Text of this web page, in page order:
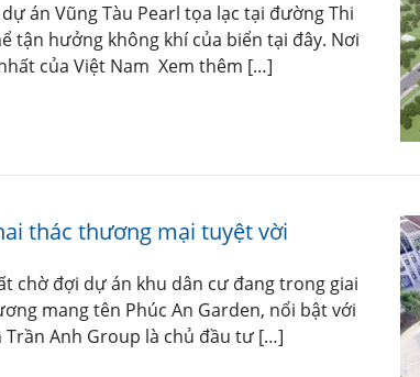
án Vũng Tàu Pearl tọa lạc tại đường Thi
tận hưởng không khí của biển tại đây. Nơi
của Việt Nam Xem thêm […]
thác thương mại tuyệt vời
chờ đợi dự án khu dân cư đang trong giai
mang tên Phúc An Garden, nổi bật với
Anh Group là chủ đầu tư […]